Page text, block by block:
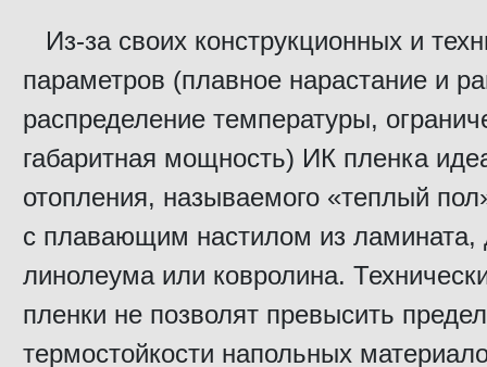
Из-за своих конструкционных и
параметров (плавное нарастание и
распределение температуры,
габаритная мощность) ИК пленка
отопления, называемого «теплый
с плавающим настилом из ламината,
линолеума или ковролина.
пленки не позволят превысить
термостойкости напольных